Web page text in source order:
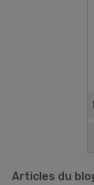
Articles du